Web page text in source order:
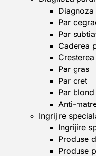
Diagnoza
Par
Par
Caderea
Par gras
Par cret
Par blond
Anti-
Ingrijire
Ingrijire
Produse
Produse